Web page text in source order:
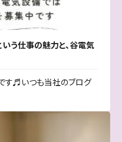
う仕事の魅力と、谷電気
す♬いつも当社のブログ